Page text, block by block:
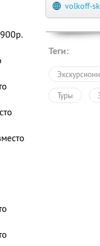
volkoff-
Теги:
Туры